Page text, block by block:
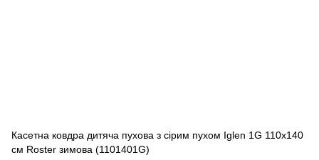
Касетна ковдра дитяча пухова з сірим пухом Iglen 1G 110x140
см Roster зимова (1101401G)